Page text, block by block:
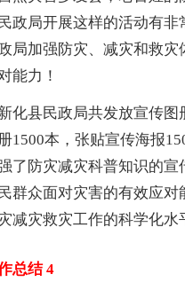
政局开展这样的活动有非
局加强防灾、减灾和救灾
能力！
县民政局共发放宣传图
1500本，张贴宣传海报
了防灾减灾科普知识的宣
群众面对灾害的有效应对
减灾救灾工作的科学化水
总结 4